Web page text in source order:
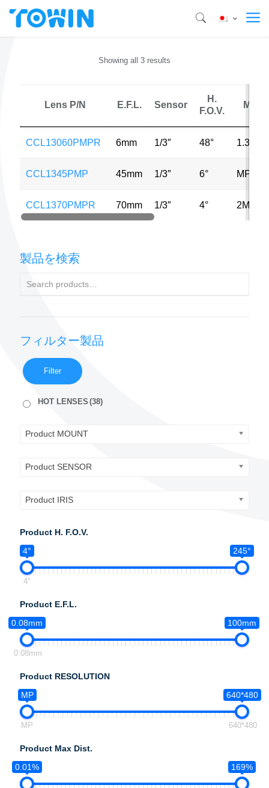
Showing all 3 results
Lens P/N E.F.L. Sensor
H.
F.O.V.
MP
CCL13060PMPR 6mm 1/3″ 48° 1.3MP
CCL1345PMP 45mm 1/3″ 6° MP
CCL1370PMPR 70mm 1/3″ 4° 2MP
製品を検索
フィルター製品
Filter
HOT LENSES (38)
Product MOUNT
Product SENSOR
Product IRIS
Product H. F.O.V.
4°
245°
4°
Product E.F.L.
0.08mm
100mm
0.08mm
Product RESOLUTION
MP
640*480
MP 640*480
Product Max Dist.
0.01%
169%